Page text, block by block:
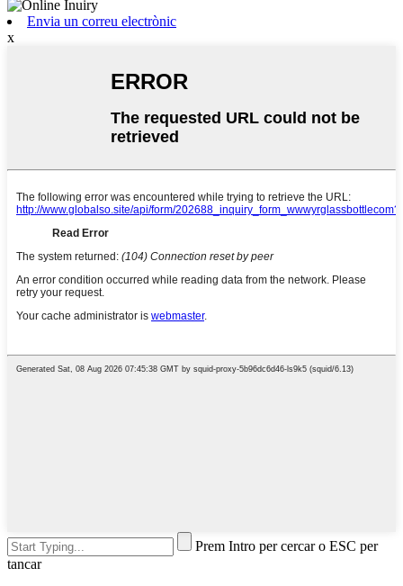
Envia un correu electrònic
x
Prem Intro per cercar o ESC per
tancar